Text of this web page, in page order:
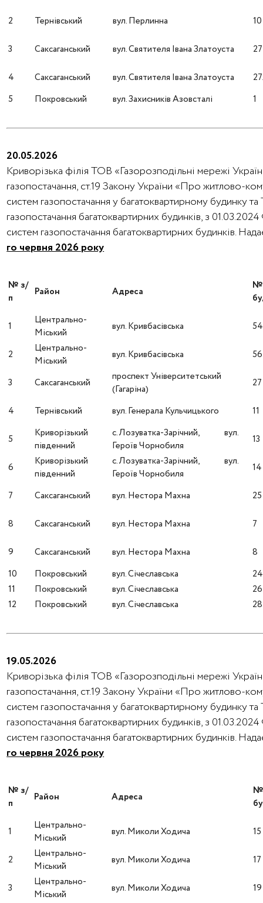
2 Тернівський вул. Перлинна 10
3 Саксаганський вул. Святителя Івана Златоуста 27
4 Саксаганський вул. Святителя Івана Златоуста
5
Покровський вул. Захисників Азовсталі 1
20.05.2026
Криворізька філія ТОВ «Газорозподільні мережі
газопостачання, ст.19 Закону України «Про житлово-
систем газопостачання у багатоквартирному будинку
газопостачання багатоквартирних будинків, з
систем газопостачання багатоквартирних будинків.
го червня 2026 року
№ з/
п
Район Адреса
№
1
Центрально-
Міський
вул. Кривбасівська 54
2
Центрально-
Міський
вул. Кривбасівська 56
3 Саксаганський
проспект Університетський
(Гагаріна)
27
4 Тернівський вул. Генерала Кульчицького 11
5
Криворізький
південний
с. Лозуватка-Зарічний, вул.
Героїв Чорнобиля
13
6
Криворізький
південний
с. Лозуватка-Зарічний, вул.
Героїв Чорнобиля
14
7 Саксаганський вул. Нестора Махна 25
8 Саксаганський вул. Нестора Махна 7
9 Саксаганський вул. Нестора Махна
8
10
Покровський вул. Січеславська
24
11
Покровський вул. Січеславська
26
12
Покровський вул. Січеславська 28
19.05.2026
Криворізька філія ТОВ «Газорозподільні мережі
газопостачання, ст.19 Закону України «Про житлово-
систем газопостачання у багатоквартирному будинку
газопостачання багатоквартирних будинків, з
систем газопостачання багатоквартирних будинків.
го червня 2026 року
№ з/
п
Район Адреса
1
Центрально-
Міський
вул. Миколи Ходича 15
2
Центрально-
Міський
вул. Миколи Ходича 17
3
Центрально-
Міський
вул. Миколи Ходича 19